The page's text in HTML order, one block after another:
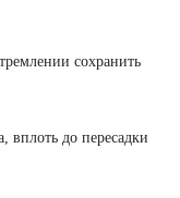
сохранить
вплоть до пересадки